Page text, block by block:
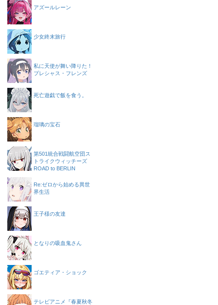
アズールレーン
少女終末旅行
私に天使が舞い降りた！
プレシャス・フレンズ
死亡遊戯で飯を食う。
瑠璃の宝石
第501統合戦闘航空団ス
トライクウィッチーズ
ROAD to BERLIN
Re:ゼロから始める異世
界生活
王子様の友達
となりの吸血鬼さん
ゴエティア・ショック
テレビアニメ『春夏秋冬